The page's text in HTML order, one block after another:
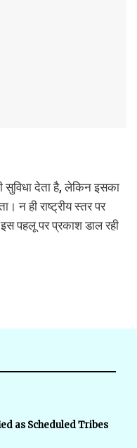
सुविधा देता है, लेकिन इसका
न ही राष्ट्रीय स्तर पर
पहलू पर प्रकाश डाल रही
as Scheduled Tribes